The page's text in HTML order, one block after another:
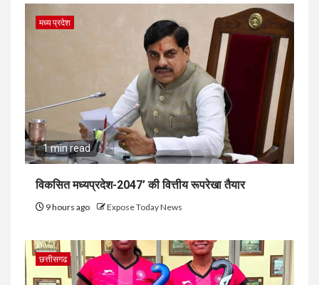
मध्य प्रदेश
1 min read
विकसित मध्यप्रदेश-2047’ की वित्तीय रूपरेखा तैयार
9 hours ago Expose Today News
छत्तीसगढ